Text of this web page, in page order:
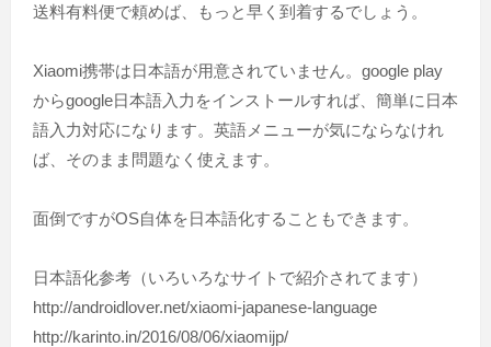
送料有料便で頼めば、もっと早く到着するでしょう。
Xiaomi携帯は日本語が用意されていません。google play
からgoogle日本語入力をインストールすれば、簡単に日本
語入力対応になります。英語メニューが気にならなけれ
ば、そのまま問題なく使えます。
面倒ですがOS自体を日本語化することもできます。
日本語化参考（いろいろなサイトで紹介されてます）
http://androidlover.net/xiaomi-japanese-language
http://karinto.in/2016/08/06/xiaomijp/